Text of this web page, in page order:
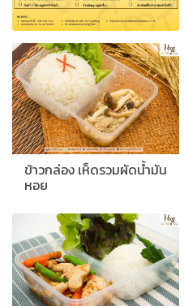
ข้าวกล่อง เห็ดรวมผัดน้ำมัน
หอย